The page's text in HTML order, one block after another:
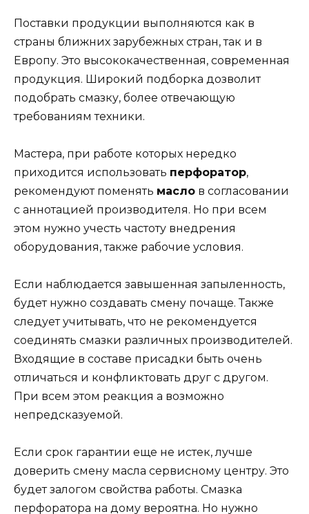
Поставки продукции выполняются как в
страны ближних зарубежных стран, так и в
Европу. Это высококачественная, современная
продукция. Широкий подборка дозволит
подобрать смазку, более отвечающую
требованиям техники.
Мастера, при работе которых нередко
приходится использовать перфоратор,
рекомендуют поменять масло в согласовании
с аннотацией производителя. Но при всем
этом нужно учесть частоту внедрения
оборудования, также рабочие условия.
Если наблюдается завышенная запыленность,
будет нужно создавать смену почаще. Также
следует учитывать, что не рекомендуется
соединять смазки различных производителей.
Входящие в составе присадки быть очень
отличаться и конфликтовать друг с другом.
При всем этом реакция а возможно
непредсказуемой.
Если срок гарантии еще не истек, лучше
доверить смену масла сервисному центру. Это
будет залогом свойства работы. Смазка
перфоратора на дому вероятна. Но нужно